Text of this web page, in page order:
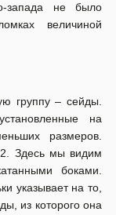
запада не было
величиной
группу – сейды.
на
размеров.
Здесь мы видим
боками.
указывает на то,
из которого она